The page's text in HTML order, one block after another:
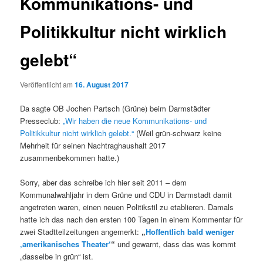
Politikkultur nicht wirklich
gelebt“
Veröffentlicht am16. August 2017
Da sagte OB Jochen Partsch (Grüne) beim Darmstädter
Presseclub:„Wir haben die neue Kommunikations- und
Politikkultur nicht wirklich gelebt.“ (Weil grün-schwarz keine
Mehrheit für seinen Nachtraghaushalt 2017
zusammenbekommen hatte.)
Sorry, aber das schreibe ich hier seit 2011 – dem
Kommunalwahljahr in dem Grüne und CDU in Darmstadt damit
angetreten waren, einen neuen Politikstil zu etablieren. Damals
hatte ich das nach den ersten 100 Tagen in einem Kommentar für
zwei Stadtteilzeitungen angemerkt: „Hoffentlich bald weniger
‚amerikanisches Theater‘“ und gewarnt, dass das was kommt
„dasselbe in grün“ ist.